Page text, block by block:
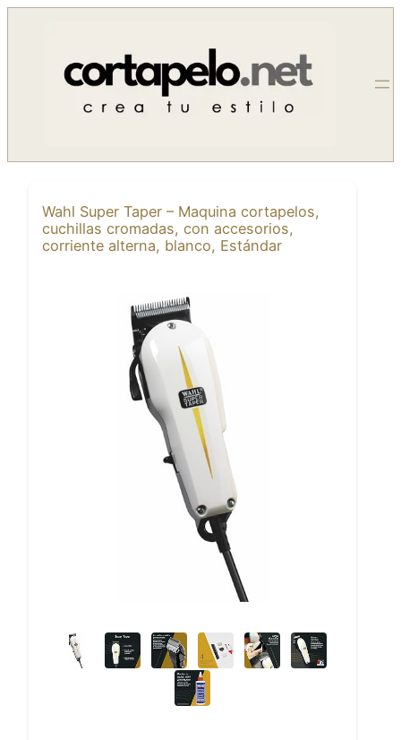
contenido
Wahl Super Taper – Maquina cortapelos,
cuchillas cromadas, con accesorios,
corriente alterna, blanco, Estándar